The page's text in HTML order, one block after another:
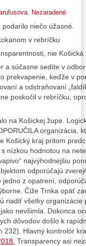
Nezaradené
niečo úžasné.
v rebríčku
nie Košická
a súčasne sedíte v
prekvapenie, keďže v
a odstraňovaní
poskočil v rebríčku,
na Košickej župe.
organizácia,
Košický kraj pritom
nízkou hodnotou na
najvýhodnejšiu
odporúčajú
z opatrení,
Čiže Trnka opäť
riadiť všetky
nevšimla. Dokonca
dôvodov došlo k
232). Hlavný kontrolór
Transparency asi